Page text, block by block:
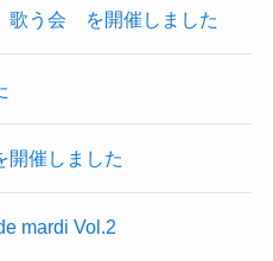
歌う会 を開催しました
開催しました
mardi Vol.2